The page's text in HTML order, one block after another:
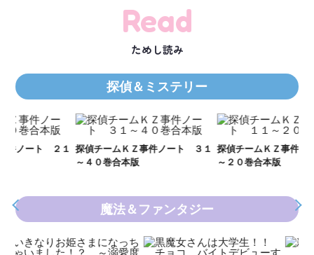
Read
ためし読み
探偵＆ミステリー
探偵チームＫＺ事件ノート ３１
～４０巻合本版
探偵チームＫＺ事件ノート １１
～２０巻合本版
魔法＆ファンタジー